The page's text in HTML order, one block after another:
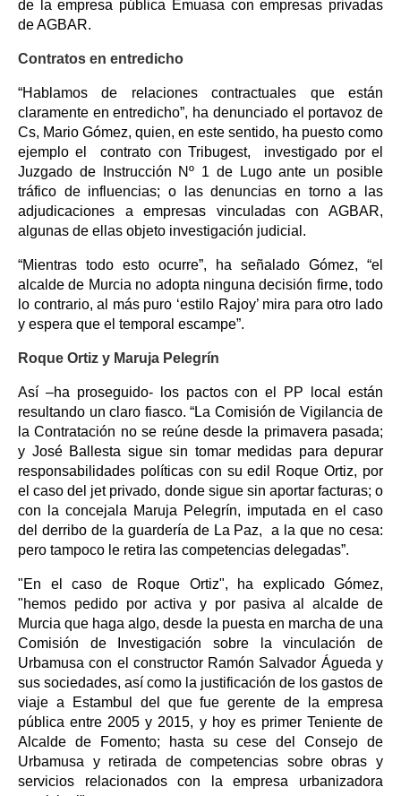
de la empresa pública Emuasa con empresas privadas
de AGBAR.
Contratos en entredicho
“Hablamos de relaciones contractuales que están
claramente en entredicho”, ha denunciado el portavoz de
Cs, Mario Gómez, quien, en este sentido, ha puesto como
ejemplo el contrato con Tribugest, investigado por el
Juzgado de Instrucción Nº 1 de Lugo ante un posible
tráfico de influencias; o las denuncias en torno a las
adjudicaciones a empresas vinculadas con AGBAR,
algunas de ellas objeto investigación judicial.
“Mientras todo esto ocurre”, ha señalado Gómez, “el
alcalde de Murcia no adopta ninguna decisión firme, todo
lo contrario, al más puro ‘estilo Rajoy’ mira para otro lado
y espera que el temporal escampe”.
Roque Ortiz y Maruja Pelegrín
Así –ha proseguido- los pactos con el PP local están
resultando un claro fiasco. “La Comisión de Vigilancia de
la Contratación no se reúne desde la primavera pasada;
y José Ballesta sigue sin tomar medidas para depurar
responsabilidades políticas con su edil Roque Ortiz, por
el caso del jet privado, donde sigue sin aportar facturas; o
con la concejala Maruja Pelegrín, imputada en el caso
del derribo de la guardería de La Paz, a la que no cesa:
pero tampoco le retira las competencias delegadas”.
"En el caso de Roque Ortiz", ha explicado Gómez,
"hemos pedido por activa y por pasiva al alcalde de
Murcia que haga algo, desde la puesta en marcha de una
Comisión de Investigación sobre la vinculación de
Urbamusa con el constructor Ramón Salvador Águeda y
sus sociedades, así como la justificación de los gastos de
viaje a Estambul del que fue gerente de la empresa
pública entre 2005 y 2015, y hoy es primer Teniente de
Alcalde de Fomento; hasta su cese del Consejo de
Urbamusa y retirada de competencias sobre obras y
servicios relacionados con la empresa urbanizadora